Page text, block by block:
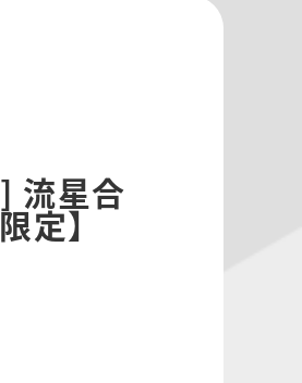
流星合
定】